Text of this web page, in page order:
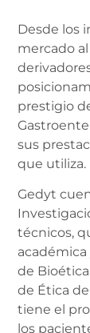
Desde los
mercado
prestigio
sus
que utiliza.
Gedyt
técnicos,
académica
de
de Ética
tiene el
los